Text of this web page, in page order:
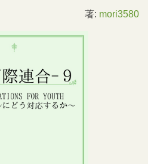
著: mori3580